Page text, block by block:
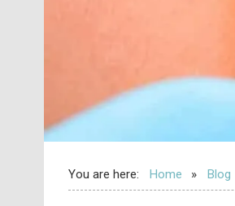
You are here: Home Blog